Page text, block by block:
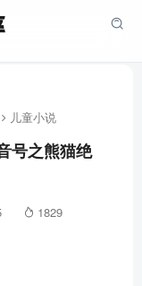
儿童小说
号之熊猫绝
1829